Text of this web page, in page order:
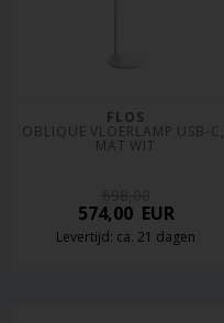
FLOS
OBLIQUE VLOERLAMP USB-C,
MAT WIT
574,00EUR
Levertijd: ca. 21 dagen